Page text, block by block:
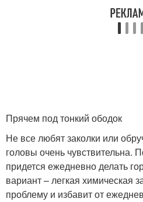
Прячем под тонкий ободок
Не все любят заколки или
головы очень чувствительна.
придется ежедневно делать
вариант – легкая химическая
проблему и избавит от